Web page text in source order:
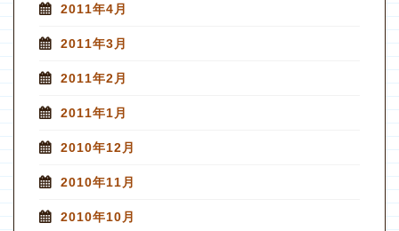
2011年4月
2011年3月
2011年2月
2011年1月
2010年12月
2010年11月
2010年10月